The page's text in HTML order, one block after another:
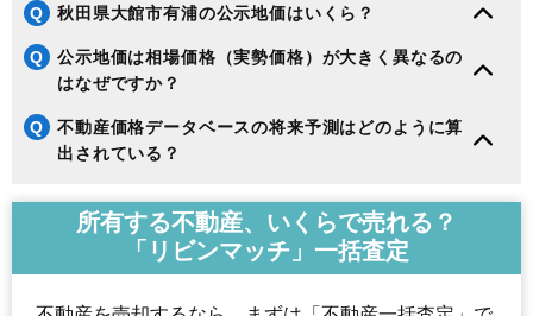
Q 秋田県大館市有浦の公示地価はいくら？
Q
公示地価は相場価格（実勢価格）が大きく異なるの
はなぜですか？
Q
不動産価格データベースの将来予測はどのように算
出されている？
所有する不動産、いくらで売れる？
「リビンマッチ」一括査定